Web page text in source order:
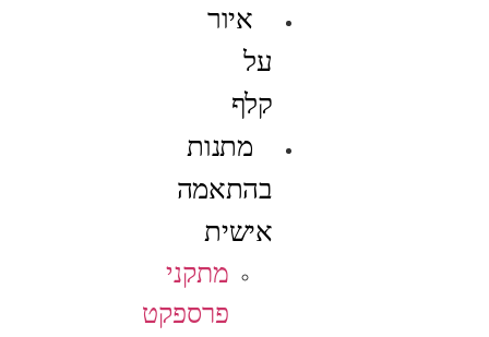
איור
על
קלף
מתנות
בהתאמה
אישית
מתקני
פרספקט